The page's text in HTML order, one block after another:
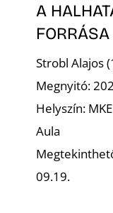
A
FORRÁSA
Strobl Alajos
Megnyitó:
Helyszín:
Aula
09.19.